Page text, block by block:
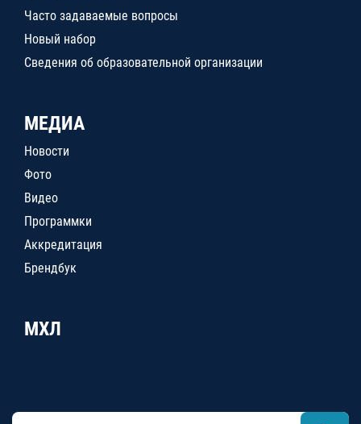
Часто задаваемые вопросы
Новый набор
Сведения об образовательной организации
МЕДИА
Новости
Фото
Видео
Программки
Аккредитация
Брендбук
МХЛ